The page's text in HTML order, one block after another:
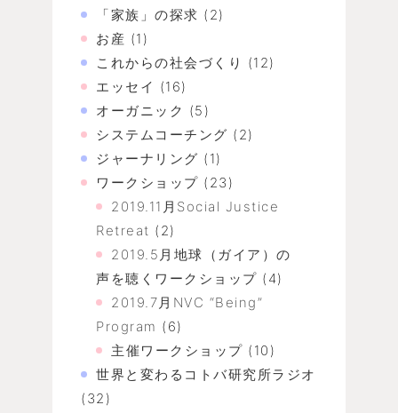
「家族」の探求 (2)
お産 (1)
これからの社会づくり (12)
エッセイ (16)
オーガニック (5)
システムコーチング (2)
ジャーナリング (1)
ワークショップ (23)
2019.11月Social Justice
Retreat (2)
2019.5月地球（ガイア）の
声を聴くワークショップ (4)
2019.7月NVC “Being”
Program (6)
主催ワークショップ (10)
世界と変わるコトバ研究所ラジオ
(32)